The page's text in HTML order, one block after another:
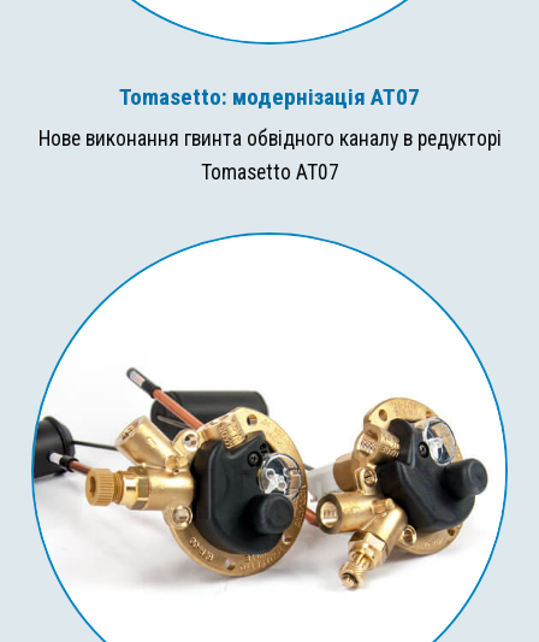
Tomasetto: модернізація AT07
Нове виконання гвинта обвідного каналу в редукторі
Tomasetto AT07